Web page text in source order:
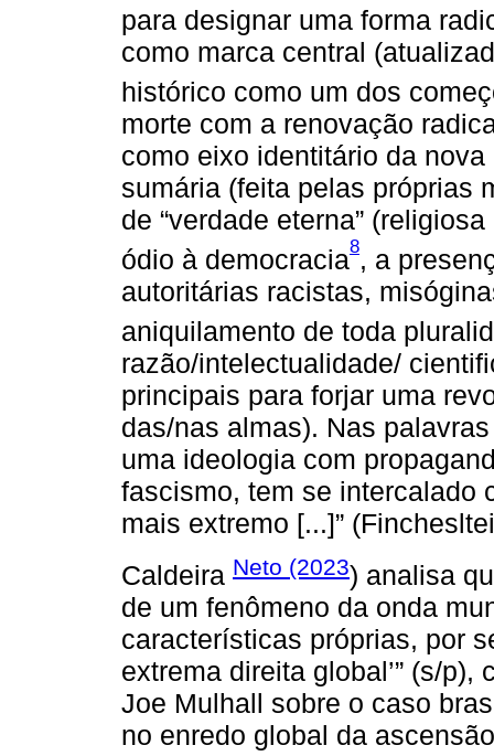
para designar uma forma
como marca central
histórico como um dos
morte com a renovação
como eixo identitário da
sumária (feita pelas próprias
de “verdade eterna”
ódio à democracia8, a
autoritárias racistas,
aniquilamento de toda
razão/intelectualidade/
principais para forjar uma
das/nas almas). Nas
uma ideologia com
fascismo, tem se intercalado
mais extremo [...]”
Caldeira Neto (2023) analisa
de um fenômeno da onda
características próprias, por
extrema direita global’” (s/
Joe Mulhall sobre o caso
no enredo global da